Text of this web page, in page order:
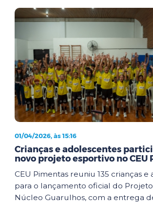
01/04/2026, às 15:16
Crianças e adolescentes
novo projeto esportivo no CEU
CEU Pimentas reuniu 135 crianças e
para o lançamento oficial do
Núcleo Guarulhos, com a entrega